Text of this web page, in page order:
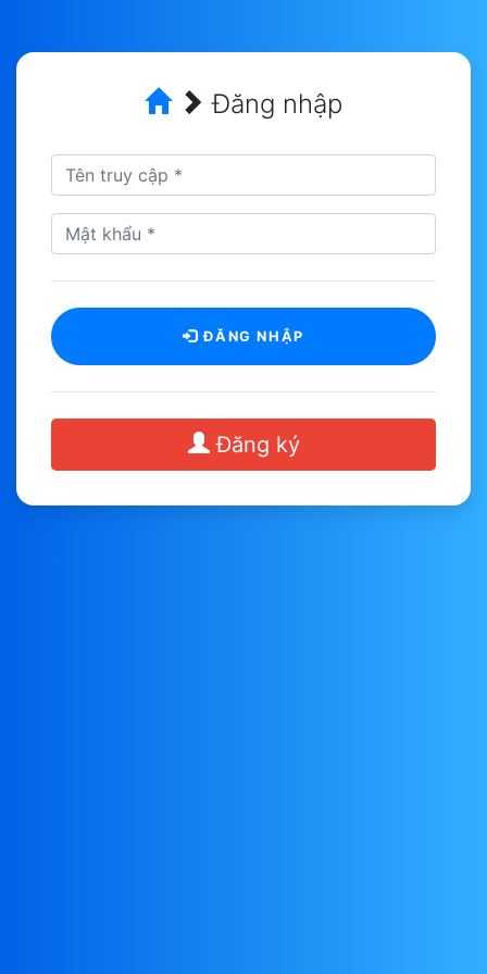
Đăng nhập
ĐĂNG NHẬP
Đăng ký